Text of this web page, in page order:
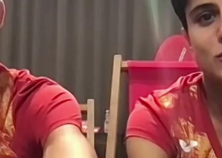
WhatsappFacebook
X Linkedin